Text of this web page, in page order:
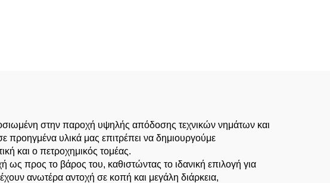
στην παροχή υψηλής απόδοσης τεχνικών νημάτων και
υλικά μας επιτρέπει να δημιουργούμε
και ο πετροχημικός τομέας.
προς το βάρος του, καθιστώντας το ιδανική επιλογή για
ανωτέρα αντοχή σε κοπή και μεγάλη διάρκεια,